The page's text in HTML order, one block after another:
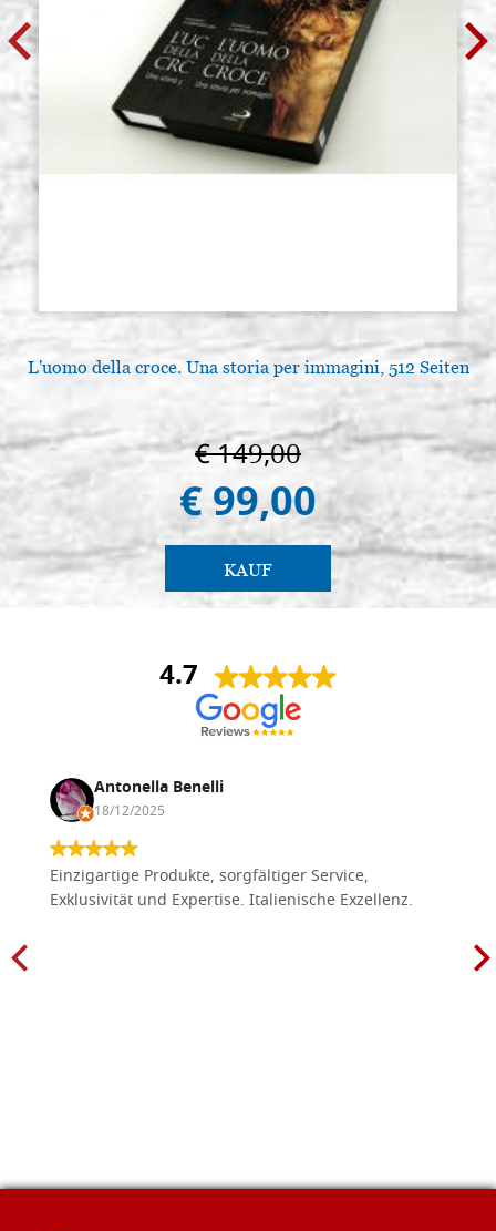
L'uomo della croce. Una storia per immagini, 512 Seiten
€ 149,00
€ 99,00
KAUF
4.7
Antonella Benelli
18/12/2025
Einzigartige Produkte, sorgfältiger Service,
Exklusivität und Expertise. Italienische Exzellenz.